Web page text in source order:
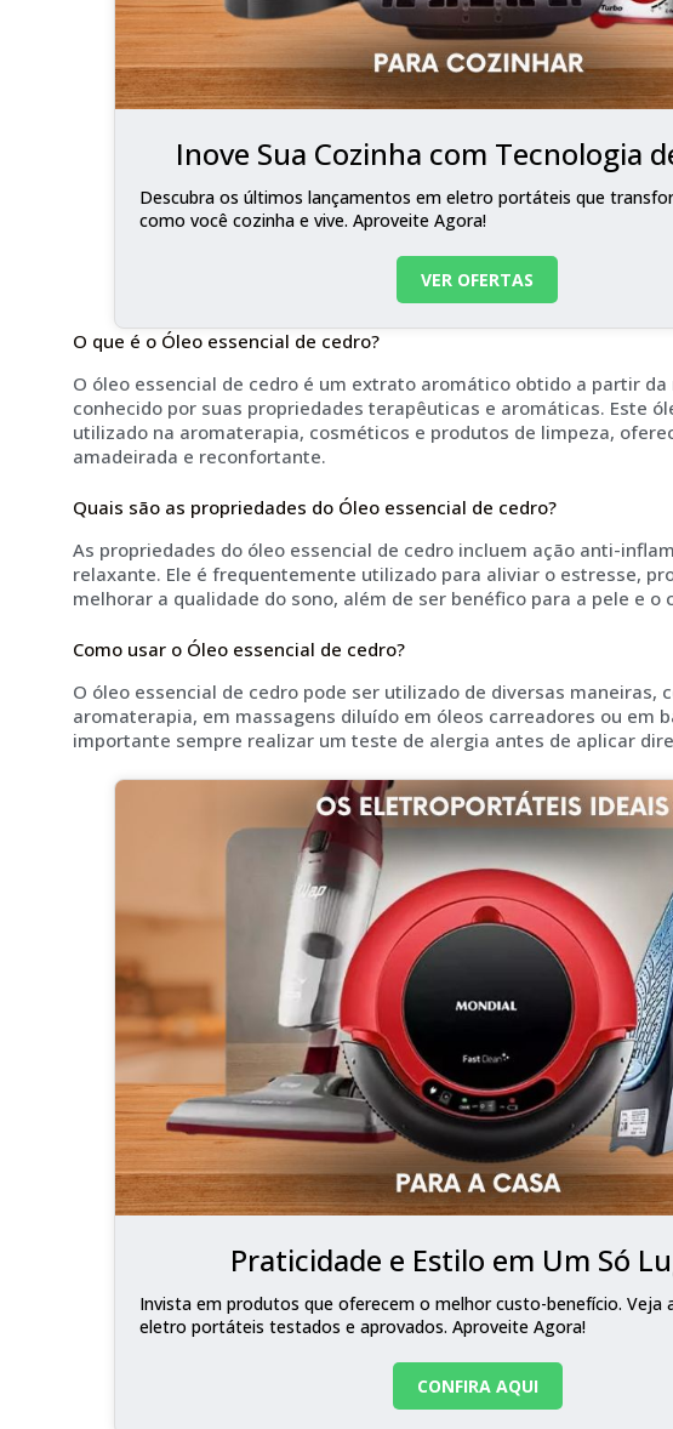
Inove Sua Cozinha com Tecnologia
Descubra os últimos lançamentos em eletro portáteis que
como você cozinha e vive. Aproveite Agora!
VER OFERTAS
O que é o Óleo essencial de cedro?
O óleo essencial de cedro é um extrato aromático obtido a partir da
conhecido por suas propriedades terapêuticas e aromáticas. Este
utilizado na aromaterapia, cosméticos e produtos de limpeza,
amadeirada e reconfortante.
Quais são as propriedades do Óleo essencial de cedro?
As propriedades do óleo essencial de cedro incluem ação anti-
relaxante. Ele é frequentemente utilizado para aliviar o estresse,
melhorar a qualidade do sono, além de ser benéfico para a pele e o
Como usar o Óleo essencial de cedro?
O óleo essencial de cedro pode ser utilizado de diversas maneiras,
aromaterapia, em massagens diluído em óleos carreadores ou em
importante sempre realizar um teste de alergia antes de aplicar
Praticidade e Estilo em Um Só
Invista em produtos que oferecem o melhor custo-benefício. Veja
eletro portáteis testados e aprovados. Aproveite Agora!
CONFIRA AQUI